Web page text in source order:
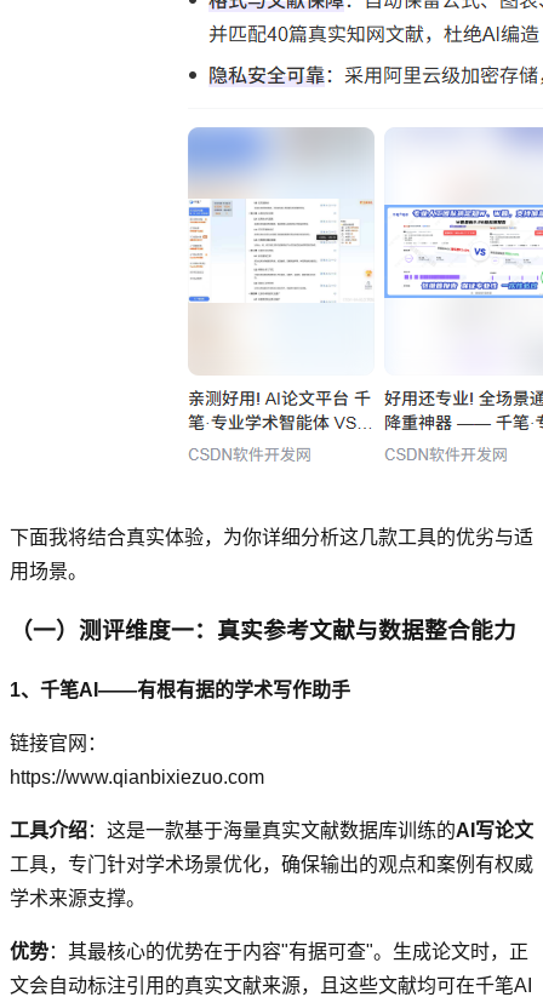
下面我将结合真实体验，为你详细分析这几款工具的优劣与适
用场景。
（一）测评维度一：真实参考文献与数据整合能力
1、千笔AI——有根有据的学术写作助手
链接官网：
https://www.qianbixiezuo.com
工具介绍：这是一款基于海量真实文献数据库训练的AI写论文
工具，专门针对学术场景优化，确保输出的观点和案例有权威
学术来源支撑。
优势：其最核心的优势在于内容"有据可查"。生成论文时，正
文会自动标注引用的真实文献来源，且这些文献均可在千笔AI